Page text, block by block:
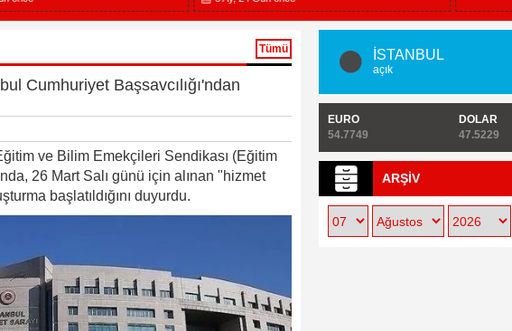
Tümü
Cumhuriyet Başsavcılığı'ndan
ve Bilim Emekçileri Sendikası (Eğitim
26 Mart Salı günü için alınan "hizmet
başlatıldığını duyurdu.
İSTANBUL
açık
EURO
54.7749
DOLAR
47.5229
ARŞİV